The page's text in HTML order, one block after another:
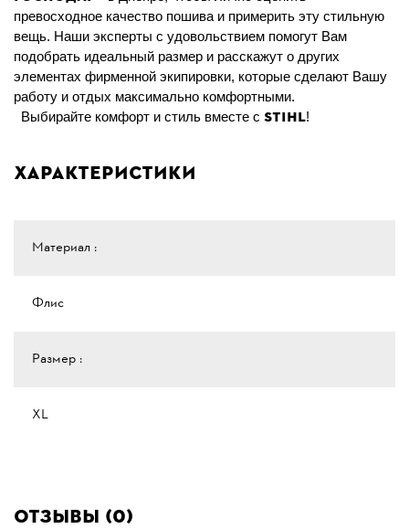
превосходное качество пошива и примерить эту стильную
вещь. Наши эксперты с удовольствием помогут Вам
подобрать идеальный размер и расскажут о других
элементах фирменной экипировки, которые сделают Вашу
работу и отдых максимально комфортными.
Выбирайте комфорт и стиль вместе с STIHL!
Характеристики
Материал :
Флис
Размер :
XL
Отзывы (0)